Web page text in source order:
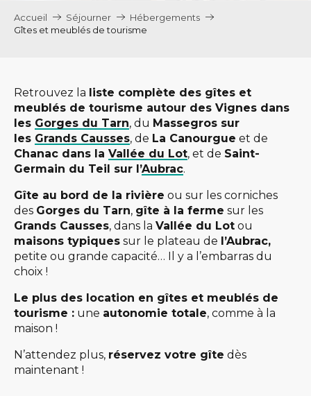
Accueil Séjourner
Hébergements
Gîtes et meublés de tourisme
Retrouvez la liste complète des gîtes et
meublés de tourisme autour des Vignes dans
les Gorges du Tarn, du Massegros sur
les Grands Causses, de La Canourgue et de
Chanac dans la Vallée du Lot, et de Saint-
Germain du Teil sur l’Aubrac.
Gîte au bord de la rivière ou sur les corniches
des Gorges du Tarn, gîte à la ferme sur les
Grands Causses, dans la Vallée du Lot ou
maisons typiques sur le plateau de l’Aubrac,
petite ou grande capacité… Il y a l’embarras du
choix !
Le plus des location en gîtes et meublés de
tourisme : une autonomie totale, comme à la
maison !
N’attendez plus, réservez votre gîte dès
maintenant !